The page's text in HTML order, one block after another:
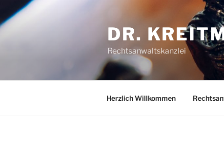
Inhalt
springen
DR.
Rechtsanwaltskanzlei
Herzlich Willkommen